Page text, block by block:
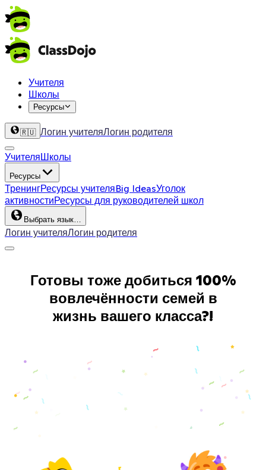
Учителя
Школы
Ресурсы
🇷🇺 Логин учителяЛогин родителя
УчителяШколы
Ресурсы
ТренингРесурсы учителяBig IdeasУголок
активностиРесурсы для руководителей школ
Выбрать язык…
Логин учителяЛогин родителя
Готовы тоже добиться 100%
вовлечённости семей в
жизнь вашего класса?!